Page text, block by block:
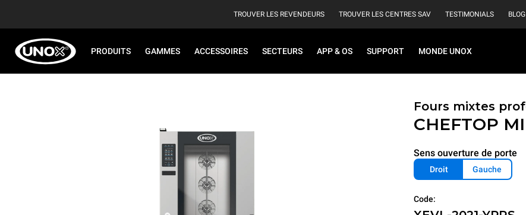
TROUVER LES REVENDEURS TROUVER LES CENTRES SAV TESTIMONIALS BLOG
PRODUITS GAMMES ACCESSOIRES SECTEURS APP & OS SUPPORT MONDE UNOX
Fours mixtes
CHEFTOP
Sens ouverture de porte
Droit Gauche
Code: